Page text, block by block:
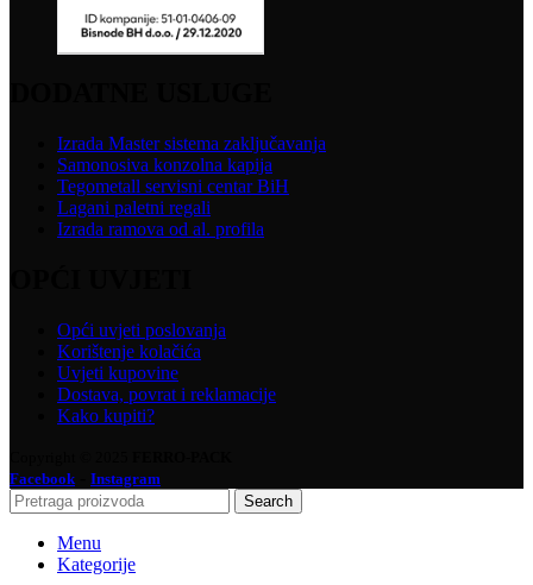
Izrada Master sistema zaključavanja
Samonosiva konzolna kapija
Tegometall servisni centar BiH
Lagani paletni regali
Izrada ramova od al. profila
Opći uvjeti poslovanja
Korištenje kolačića
Uvjeti kupovine
Dostava, povrat i reklamacije
Kako kupiti?
Facebook
Instagram
Search
Menu
Kategorije